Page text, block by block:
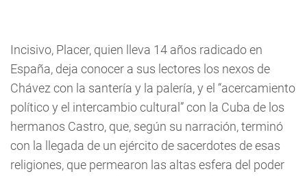
Incisivo, Placer, quien lleva 14 años radicado en
España, deja conocer a sus lectores los nexos de
Chávez con la santería y la palería, y el “acercamiento
político y el intercambio cultural” con la Cuba de los
hermanos Castro, que, según su narración, terminó
con la llegada de un ejército de sacerdotes de esas
religiones, que permearon las altas esfera del poder